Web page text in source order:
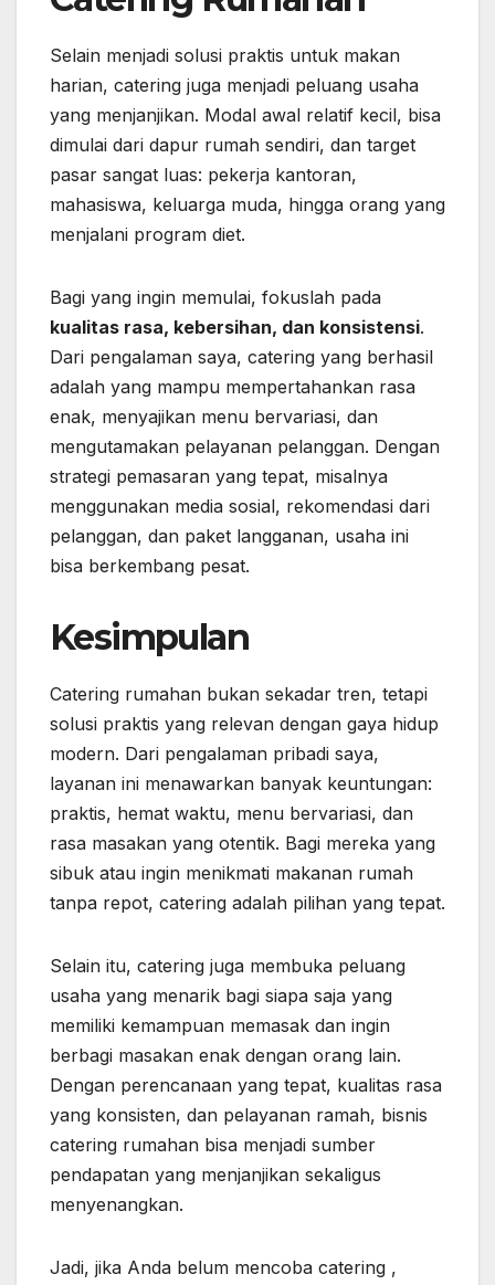
Selain menjadi solusi praktis untuk makan
harian, catering juga menjadi peluang usaha
yang menjanjikan. Modal awal relatif kecil, bisa
dimulai dari dapur rumah sendiri, dan target
pasar sangat luas: pekerja kantoran,
mahasiswa, keluarga muda, hingga orang yang
menjalani program diet.
Bagi yang ingin memulai, fokuslah pada
kualitas rasa, kebersihan, dan konsistensi.
Dari pengalaman saya, catering yang berhasil
adalah yang mampu mempertahankan rasa
enak, menyajikan menu bervariasi, dan
mengutamakan pelayanan pelanggan. Dengan
strategi pemasaran yang tepat, misalnya
menggunakan media sosial, rekomendasi dari
pelanggan, dan paket langganan, usaha ini
bisa berkembang pesat.
Kesimpulan
Catering rumahan bukan sekadar tren, tetapi
solusi praktis yang relevan dengan gaya hidup
modern. Dari pengalaman pribadi saya,
layanan ini menawarkan banyak keuntungan:
praktis, hemat waktu, menu bervariasi, dan
rasa masakan yang otentik. Bagi mereka yang
sibuk atau ingin menikmati makanan rumah
tanpa repot, catering adalah pilihan yang tepat.
Selain itu, catering juga membuka peluang
usaha yang menarik bagi siapa saja yang
memiliki kemampuan memasak dan ingin
berbagi masakan enak dengan orang lain.
Dengan perencanaan yang tepat, kualitas rasa
yang konsisten, dan pelayanan ramah, bisnis
catering rumahan bisa menjadi sumber
pendapatan yang menjanjikan sekaligus
menyenangkan.
Jadi, jika Anda belum mencoba catering ,